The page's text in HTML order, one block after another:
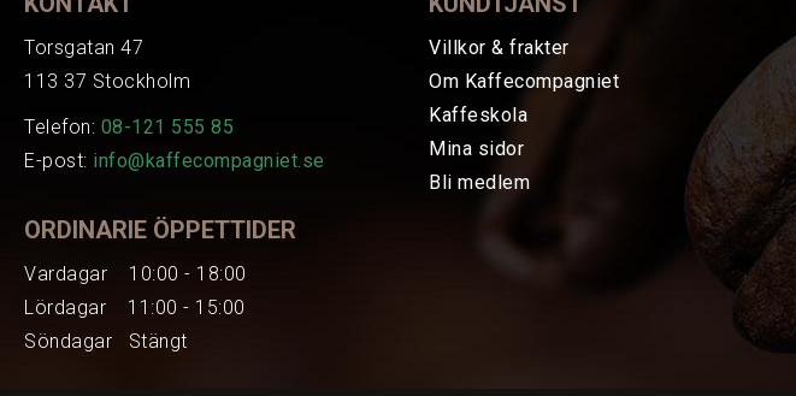
Torsgatan 47
113 37 Stockholm
Telefon: 08-121 555 85
E-post: info@kaffecompagniet.se
ORDINARIE ÖPPETTIDER
Vardagar 10:00 - 18:00
Lördagar 11:00 - 15:00
Söndagar Stängt
Villkor & frakter
Om Kaffecompagniet
Kaffeskola
Mina sidor
Bli medlem